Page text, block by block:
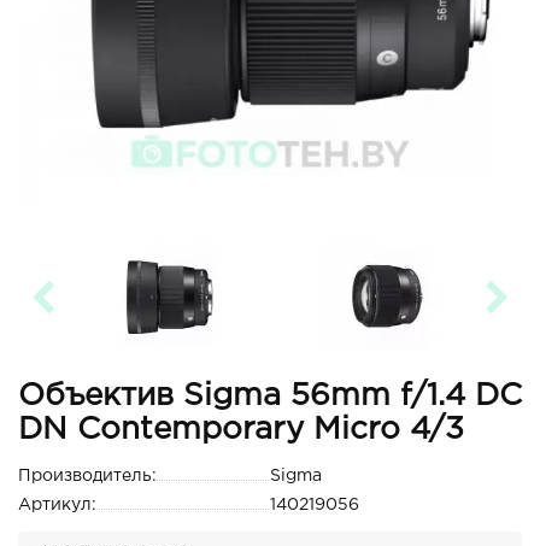
Объектив Sigma 56mm f/1.4 DC
DN Contemporary Micro 4/3
Производитель:
Sigma
Артикул:
140219056